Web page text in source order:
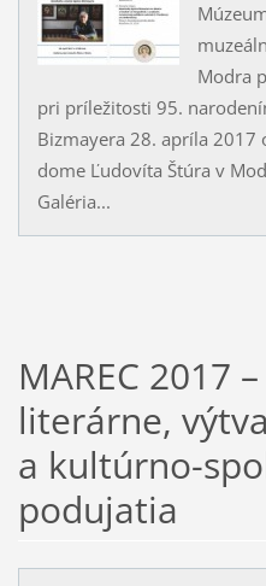
Modra
pri príležitosti 95.
Bizmayera 28. apríla
dome Ľudovíta Štúra v
Galéria...
MAREC 2017
literárne,
a kultúrno-
podujatia